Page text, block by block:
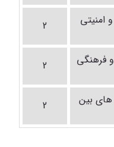
امنیتی
2
فرهنگی
2
های بین
2